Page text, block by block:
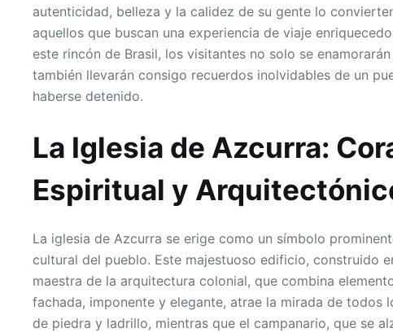
autenticidad, belleza y la calidez de su gente lo
aquellos que buscan una experiencia de viaje
este rincón de Brasil, los visitantes no solo se
también llevarán consigo recuerdos inolvidables de un
haberse detenido.
La Iglesia de Azcurra:
Espiritual y
La iglesia de Azcurra se erige como un símbolo
cultural del pueblo. Este majestuoso edificio, construido
maestra de la arquitectura colonial, que combina
fachada, imponente y elegante, atrae la mirada de todos
de piedra y ladrillo, mientras que el campanario, que se